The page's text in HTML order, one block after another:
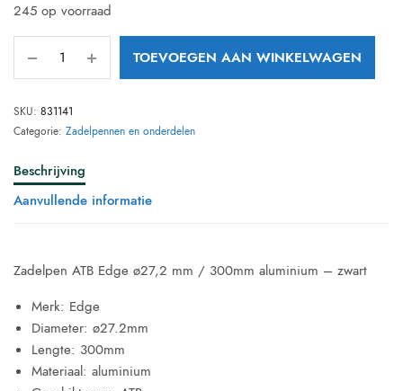
245 op voorraad
TOEVOEGEN AAN WINKELWAGEN
SKU: 831141
Categorie: Zadelpennen en onderdelen
Beschrijving
Aanvullende informatie
Zadelpen ATB Edge ø27,2 mm / 300mm aluminium – zwart
Merk: Edge
Diameter: ø27.2mm
Lengte: 300mm
Materiaal: aluminium